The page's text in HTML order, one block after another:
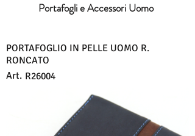
Portafogli e Accessori Uomo
PORTAFOGLIO IN PELLE UOMO R.
RONCATO
Art. R26004